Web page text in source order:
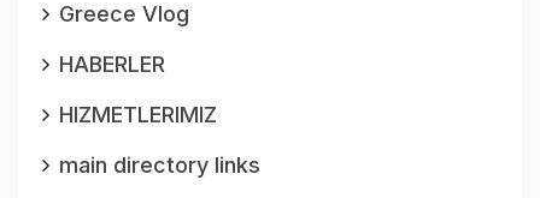
Greece Vlog
HABERLER
HIZMETLERIMIZ
main directory links